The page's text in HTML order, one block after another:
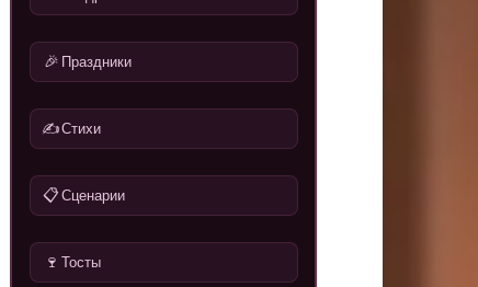
🎉 Праздники
✍️Стихи
📋 Сценарии
🍷 Тосты